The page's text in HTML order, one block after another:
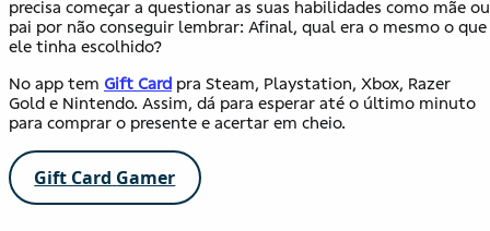
precisa começar a questionar as suas habilidades como mãe ou
pai por não conseguir lembrar: Afinal, qual era o mesmo o que
ele tinha escolhido?
No app tem Gift Card pra Steam, Playstation, Xbox, Razer
Gold e Nintendo. Assim, dá para esperar até o último minuto
para comprar o presente e acertar em cheio.
Gift Card Gamer